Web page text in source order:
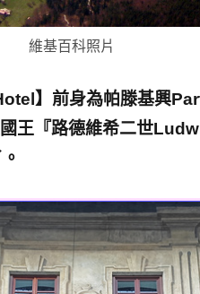
維基百科照片
】前身為帕滕基興
王『路德維希二世